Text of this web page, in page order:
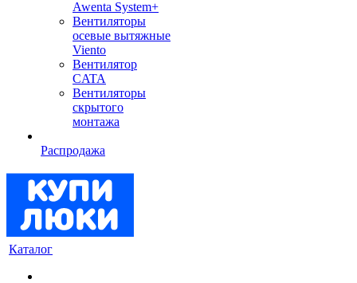
Awenta System+
Вентиляторы
осевые вытяжные
Viento
Вентилятор
CATA
Вентиляторы
скрытого
монтажа
Распродажа
Каталог